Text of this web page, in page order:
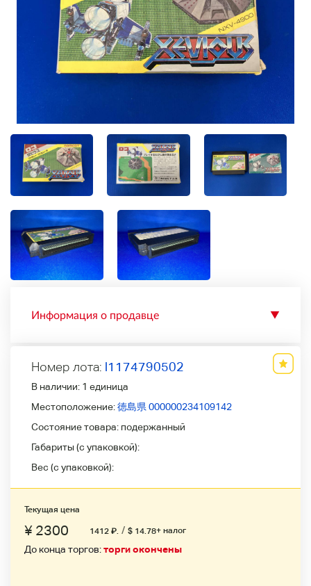
Информация о продавце ▼
Номер лота: l1174790502
В наличии: 1 единица
Местоположение:徳島県 000000234109142
Состояние товара: подержанный
Габариты (с упаковкой):
Вес (с упаковкой):
Текущая цена
¥ 2300 1412 ₽ / $ 14.78+ налог
До конца торгов:торги окончены